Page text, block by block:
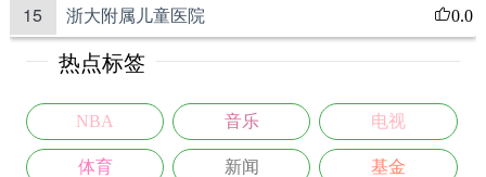
15 浙大附属儿童医院 0.0
热点标签
NBA 音乐 电视
体育 新闻 基金